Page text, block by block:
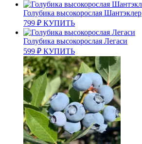
Голубика высокорослая Шантэклер
799 ₽ КУПИТЬ
Голубика высокорослая Легаси
599 ₽ КУПИТЬ